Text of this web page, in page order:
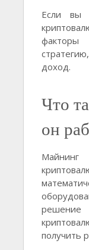
Если вы
доход.
Что
он
получить